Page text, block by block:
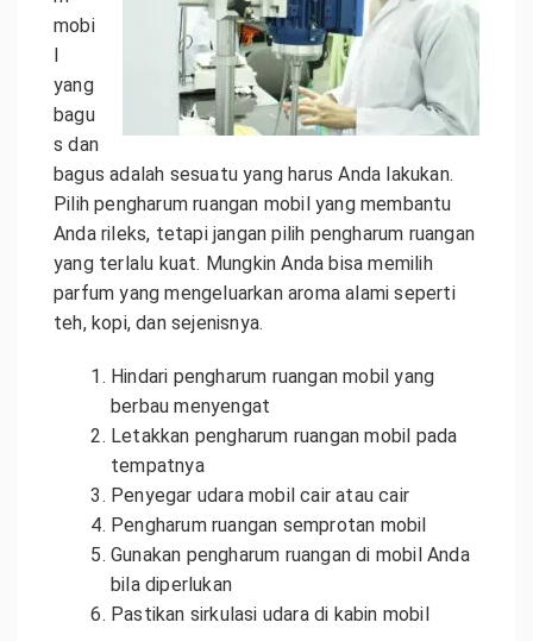
mobi
l
yang
bagu
s dan
bagus adalah sesuatu yang harus Anda lakukan.
Pilih pengharum ruangan mobil yang membantu
Anda rileks, tetapi jangan pilih pengharum ruangan
yang terlalu kuat. Mungkin Anda bisa memilih
parfum yang mengeluarkan aroma alami seperti
teh, kopi, dan sejenisnya.
Hindari pengharum ruangan mobil yang
berbau menyengat
Letakkan pengharum ruangan mobil pada
tempatnya
Penyegar udara mobil cair atau cair
Pengharum ruangan semprotan mobil
Gunakan pengharum ruangan di mobil Anda
bila diperlukan
Pastikan sirkulasi udara di kabin mobil